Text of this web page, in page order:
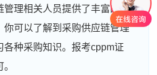
管理相关人员提供了丰富的学
你可以了解到采购供应链管理
各种采购知识。报考cppm证